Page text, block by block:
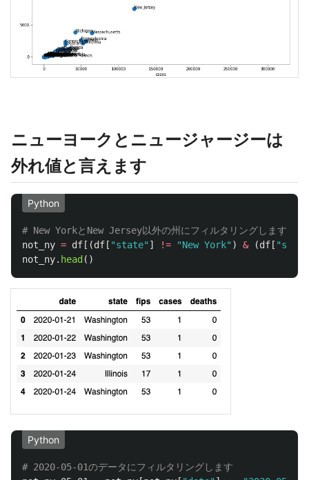
ニューヨークとニュージャージーは
外れ値と言えます
Python
not_ny = df [(df [ "state" ] != "New York" ) & (df [ "state
not_ny. head ()
Python